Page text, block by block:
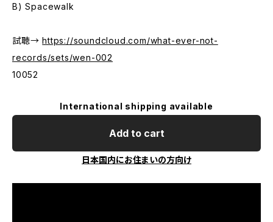
B) Spacewalk
試聴→https://soundcloud.com/what-ever-not-
records/sets/wen-002
10052
International shipping available
Add to cart
日本国内にお住まいの方向け